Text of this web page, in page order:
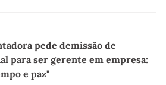
pede demissão de
para ser gerente em empresa:
e paz"